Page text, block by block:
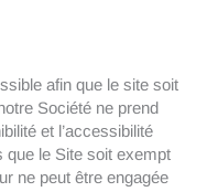
afin que le site soit
Société ne prend
et l’accessibilité
que le Site soit exempt
ne peut être engagée